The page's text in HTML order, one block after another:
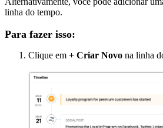
linha do tempo.
Para fazer isso:
Clique em + Criar Novo na linha